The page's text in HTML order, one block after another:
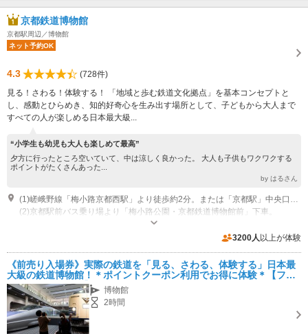
京都鉄道博物館
京都駅周辺／博物館
ネット予約OK
4.3
(728件)
見る！さわる！体験する！ 「地域と歩む鉄道文化拠点」を基本コンセプトと
し、感動とひらめき、知的好奇心を生み出す場所として、子どもから大人まで
すべての人が楽しめる日本最大級...
“小学生も幼児も大人も楽しめて最高”
夕方に行ったところ空いていて、中は涼しく良かった。 大人も子供もワクワクする
ポイントがたくさんあった...
by はるさん
(2)京都駅前バス乗り場より「梅小路公園・京都鉄道博物館前」下車。
開館時間：10:00～17:00（入館は16:30まで） 休館日：毎週水曜日・年末年
始（12/30-1/1）ほか ※祝日、春休み、夏休みなどは開館3200人 以上が体験
《前売り入場券》実際の鉄道を「見る、さわる、体験する」日本最
大級の鉄道博物館！＊ポイントクーポン利用でお得に体験＊【ファ
ミリーにおすすめ】
博物館
2時間